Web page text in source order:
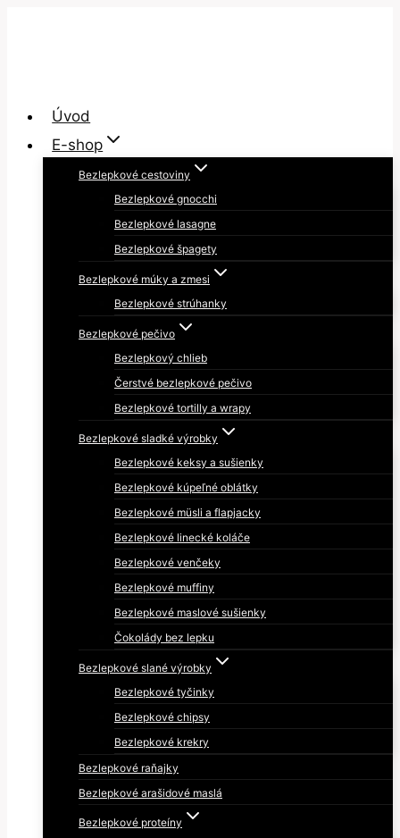
Úvod
E-shop
Bezlepkové cestoviny
Bezlepkové gnocchi
Bezlepkové lasagne
Bezlepkové špagety
Bezlepkové múky a zmesi
Bezlepkové strúhanky
Bezlepkové pečivo
Bezlepkový chlieb
Čerstvé bezlepkové pečivo
Bezlepkové tortilly a wrapy
Bezlepkové sladké výrobky
Bezlepkové keksy a sušienky
Bezlepkové kúpeľné oblátky
Bezlepkové müsli a flapjacky
Bezlepkové linecké koláče
Bezlepkové venčeky
Bezlepkové muffiny
Bezlepkové maslové sušienky
Čokolády bez lepku
Bezlepkové slané výrobky
Bezlepkové tyčinky
Bezlepkové chipsy
Bezlepkové krekry
Bezlepkové raňajky
Bezlepkové arašidové maslá
Bezlepkové proteíny